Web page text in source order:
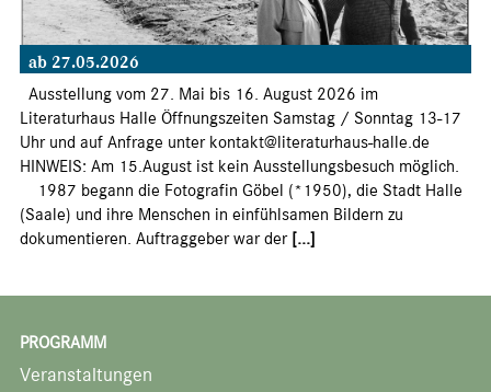
ab 27.05.2026
Ausstellung vom 27. Mai bis 16. August 2026 im
Literaturhaus Halle Öffnungszeiten Samstag / Sonntag 13-17
Uhr und auf Anfrage unter kontakt@literaturhaus-halle.de
HINWEIS: Am 15.August ist kein Ausstellungsbesuch möglich.
1987 begann die Fotografin Göbel (*1950), die Stadt Halle
(Saale) und ihre Menschen in einfühlsamen Bildern zu
dokumentieren. Auftraggeber war der [...]
PROGRAMM
Veranstaltungen